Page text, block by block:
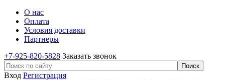
О нас
Оплата
Условия доставки
Партнеры
+7-925-820-5828 Заказать звонок
Вход Регистрация